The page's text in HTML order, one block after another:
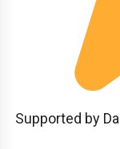
Supported by